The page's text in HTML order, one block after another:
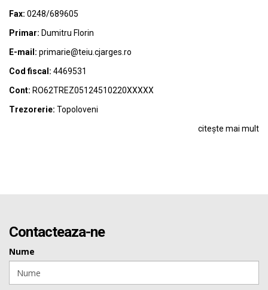
Fax: 0248/689605
Primar: Dumitru Florin
E-mail: primarie@teiu.cjarges.ro
Cod fiscal: 4469531
Cont: RO62TREZ05124510220XXXXX
Trezorerie: Topoloveni
citește mai mult
Contacteaza-ne
Nume